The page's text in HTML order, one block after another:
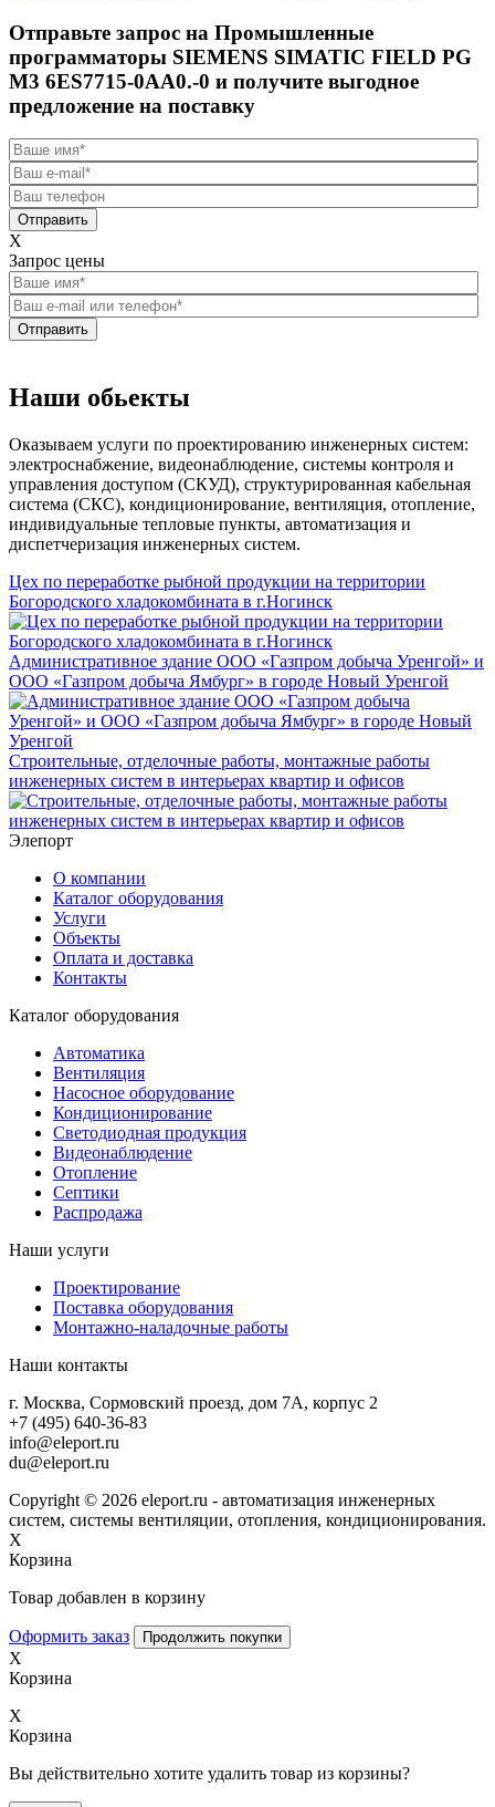
Отправьте запрос на Промышленные
программаторы SIEMENS SIMATIC FIELD PG
M3 6ES7715-0AA0.-0 и получите выгодное
предложение на поставку
Отправить
X
Запрос цены
Отправить
Наши обьекты
Оказываем услуги по проектированию инженерных систем:
электроснабжение, видеонаблюдение, системы контроля и
управления доступом (СКУД), структурированная кабельная
система (СКС), кондиционирование, вентиляция, отопление,
индивидуальные тепловые пункты, автоматизация и
диспетчеризация инженерных систем.
Цех по переработке рыбной продукции на территории
Богородского хладокомбината в г.Ногинск
Административное здание ООО «Газпром добыча Уренгой» и
ООО «Газпром добыча Ямбург» в городе Новый Уренгой
Строительные, отделочные работы, монтажные работы
инженерных систем в интерьерах квартир и офисов
Элепорт
О компании
Каталог оборудования
Услуги
Объекты
Оплата и доставка
Контакты
Каталог оборудования
Автоматика
Вентиляция
Насосное оборудование
Кондиционирование
Светодиодная продукция
Видеонаблюдение
Отопление
Септики
Распродажа
Наши услуги
Проектирование
Поставка оборудования
Монтажно-наладочные работы
Наши контакты
г. Москва, Сормовский проезд, дом 7А, корпус 2
+7 (495) 640-36-83
info@eleport.ru
du@eleport.ru
Copyright © 2026 eleport.ru - автоматизация инженерных
систем, системы вентиляции, отопления, кондиционирования.
X
Корзина
Товар добавлен в корзину
Оформить заказ Продолжить покупки
X
Корзина
X
Корзина
Вы действительно хотите удалить товар из корзины?